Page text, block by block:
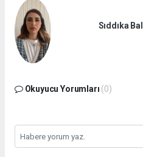
Sıddıka
Okuyucu Yorumları (0)